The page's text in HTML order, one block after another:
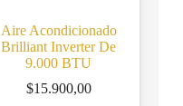
Aire Acondicionado
Brilliant Inverter De
9.000 BTU
$15.900,00